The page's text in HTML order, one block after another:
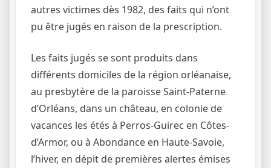
autres victimes dès 1982, des faits qui n’ont
pu être jugés en raison de la prescription.
Les faits jugés se sont produits dans
différents domiciles de la région orléanaise,
au presbytère de la paroisse Saint-Paterne
d’Orléans, dans un château, en colonie de
vacances les étés à Perros-Guirec en Côtes-
d’Armor, ou à Abondance en Haute-Savoie,
l’hiver, en dépit de premières alertes émises